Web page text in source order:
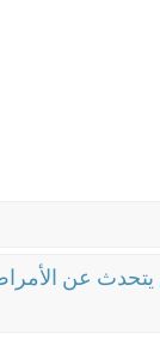
يتحدث عن